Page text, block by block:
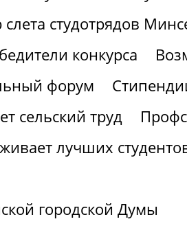
студотрядов
конкурса
форум
сельский труд
лучших
городской Думы